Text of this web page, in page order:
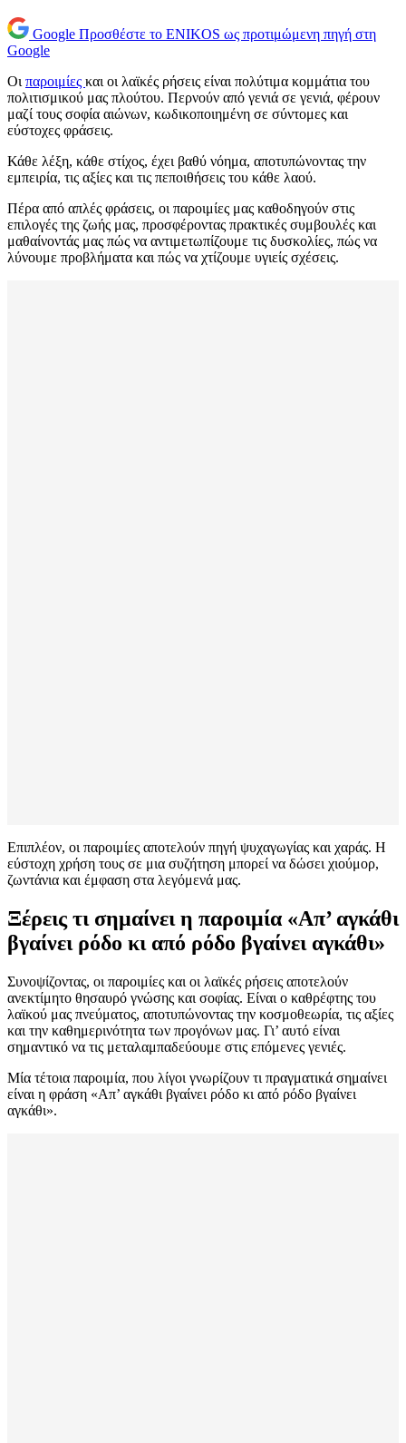
Google Προσθέστε το ENIKOS ως προτιμώμενη πηγή στη
Google
Οι παροιμίες και οι λαϊκές ρήσεις είναι πολύτιμα κομμάτια του
πολιτισμικού μας πλούτου. Περνούν από γενιά σε γενιά, φέρουν
μαζί τους σοφία αιώνων, κωδικοποιημένη σε σύντομες και
εύστοχες φράσεις.
Κάθε λέξη, κάθε στίχος, έχει βαθύ νόημα, αποτυπώνοντας την
εμπειρία, τις αξίες και τις πεποιθήσεις του κάθε λαού.
Πέρα από απλές φράσεις, οι παροιμίες μας καθοδηγούν στις
επιλογές της ζωής μας, προσφέροντας πρακτικές συμβουλές και
μαθαίνοντάς μας πώς να αντιμετωπίζουμε τις δυσκολίες, πώς να
λύνουμε προβλήματα και πώς να χτίζουμε υγιείς σχέσεις.
Επιπλέον, οι παροιμίες αποτελούν πηγή ψυχαγωγίας και χαράς. Η
εύστοχη χρήση τους σε μια συζήτηση μπορεί να δώσει χιούμορ,
ζωντάνια και έμφαση στα λεγόμενά μας.
Ξέρεις τι σημαίνει η παροιμία «Απ’ αγκάθι
βγαίνει ρόδο κι από ρόδο βγαίνει αγκάθι»
Συνοψίζοντας, οι παροιμίες και οι λαϊκές ρήσεις αποτελούν
ανεκτίμητο θησαυρό γνώσης και σοφίας. Είναι ο καθρέφτης του
λαϊκού μας πνεύματος, αποτυπώνοντας την κοσμοθεωρία, τις αξίες
και την καθημερινότητα των προγόνων μας. Γι’ αυτό είναι
σημαντικό να τις μεταλαμπαδεύουμε στις επόμενες γενιές.
Μία τέτοια παροιμία, που λίγοι γνωρίζουν τι πραγματικά σημαίνει
είναι η φράση «Απ’ αγκάθι βγαίνει ρόδο κι από ρόδο βγαίνει
αγκάθι».